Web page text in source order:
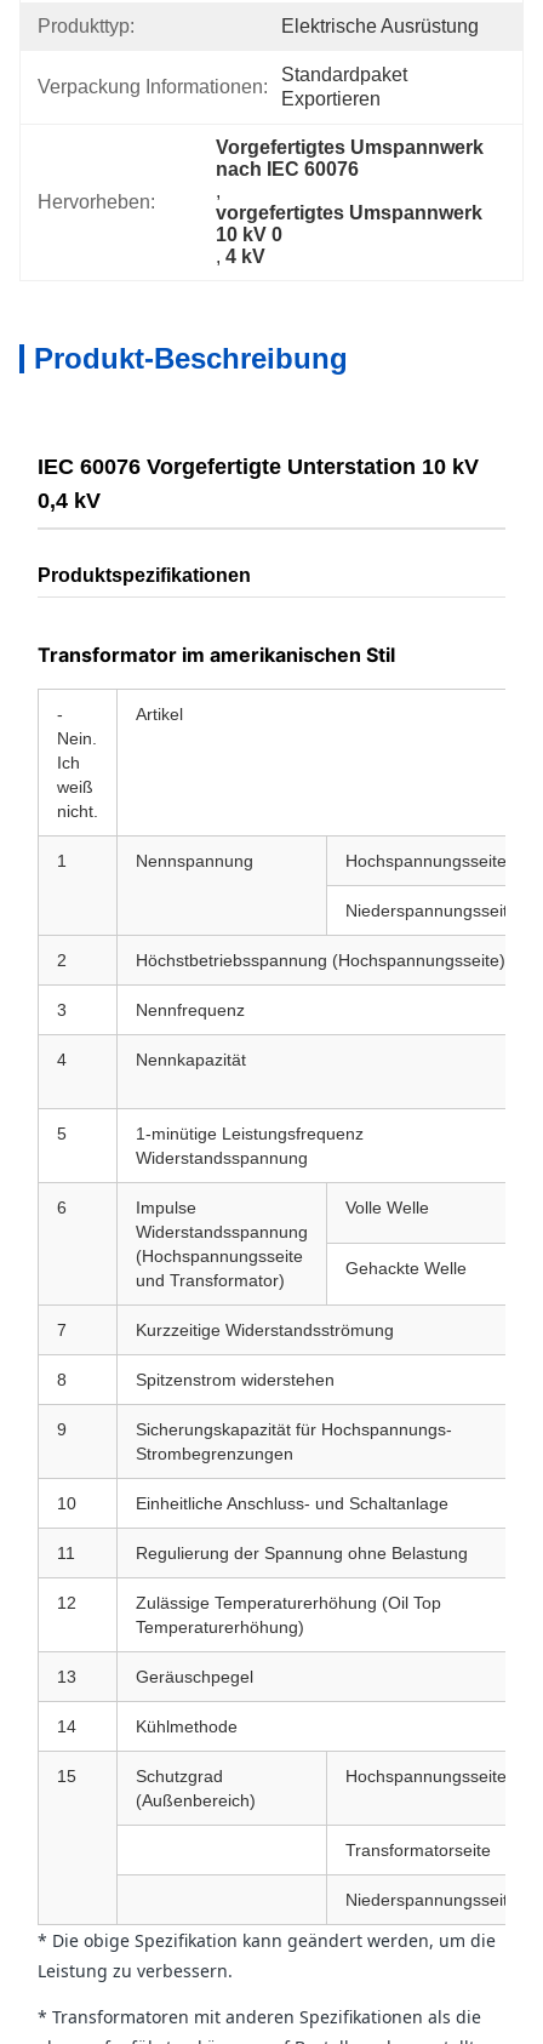
Produkttyp: Elektrische Ausrüstung
Verpackung Informationen:
Standardpaket
Exportieren
Hervorheben:
Vorgefertigtes Umspannwerk
nach IEC 60076
,
vorgefertigtes Umspannwerk
10 kV 0
, 4 kV
Produkt-Beschreibung
IEC 60076 Vorgefertigte Unterstation 10 kV
0,4 kV
Produktspezifikationen
Transformator im amerikanischen Stil
-
Nein.
Ich
weiß
nicht.
Artikel
1 Nennspannung Hochspannungsseite
Niederspannungsseite
2 Höchstbetriebsspannung (Hochspannungsseite)
3 Nennfrequenz
4 Nennkapazität
5
1-minütige Leistungsfrequenz
Widerstandsspannung
6
Impulse
Widerstandsspannung
(Hochspannungsseite
und Transformator)
Volle Welle
Gehackte Welle
7 Kurzzeitige Widerstandsströmung
8 Spitzenstrom widerstehen
9
Sicherungskapazität für Hochspannungs-
Strombegrenzungen
10 Einheitliche Anschluss- und Schaltanlage
11 Regulierung der Spannung ohne Belastung
12
Zulässige Temperaturerhöhung (Oil Top
Temperaturerhöhung)
13 Geräuschpegel
14 Kühlmethode
15
Schutzgrad
(Außenbereich)
Hochspannungsseite
Transformatorseite
Niederspannungsseite
* Die obige Spezifikation kann geändert werden, um die
Leistung zu verbessern.
* Transformatoren mit anderen Spezifikationen als die